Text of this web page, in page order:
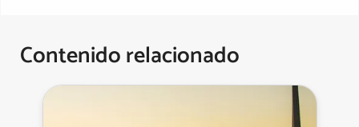
Contenido relacionado